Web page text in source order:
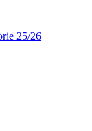
25/26